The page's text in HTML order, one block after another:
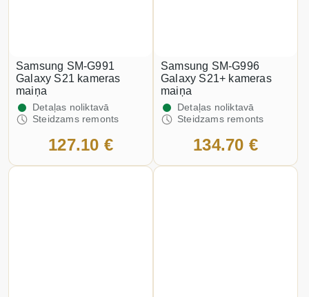
Samsung SM-G991
Galaxy S21 kameras
maiņa
Detaļas noliktavā
Steidzams remonts
127.10 €
Samsung SM-G996
Galaxy S21+ kameras
maiņa
Detaļas noliktavā
Steidzams remonts
134.70 €